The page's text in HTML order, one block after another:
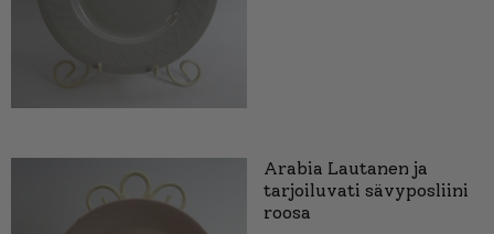
Arabia Lautanen ja
tarjoiluvati sävyposliini
roosa